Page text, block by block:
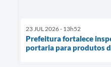
23 JUL 2026 - 13h52
Prefeitura fortalece
portaria para produtos